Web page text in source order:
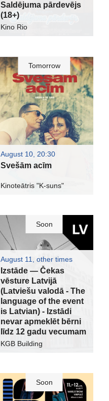
Saldējuma pārdevējs
(18+)
Kino Rio
Tomorrow
August 10, 20:30
Svešām acīm
Kinoteātris "K-suns"
Soon
August 11, other times
Izstāde — Čekas
vēsture Latvijā
(Latviešu valodā - The
language of the event
is Latvian) - Izstādi
nevar apmeklēt bērni
līdz 12 gadu vecumam
KGB Building
Soon